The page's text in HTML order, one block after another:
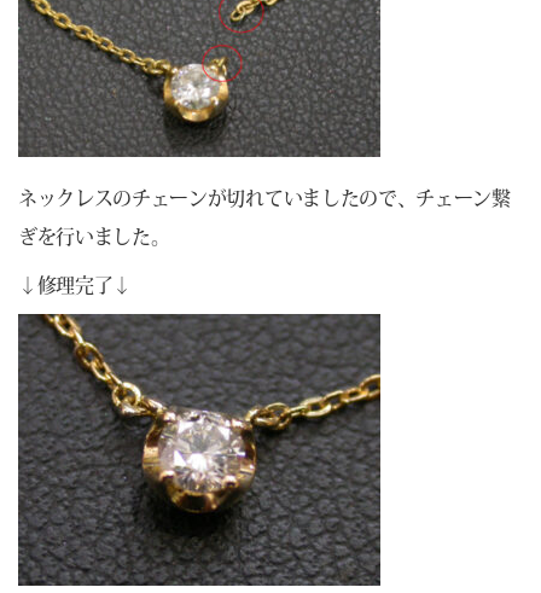
ネックレスのチェーンが切れていましたので、チェーン繋
ぎを行いました。
↓修理完了↓